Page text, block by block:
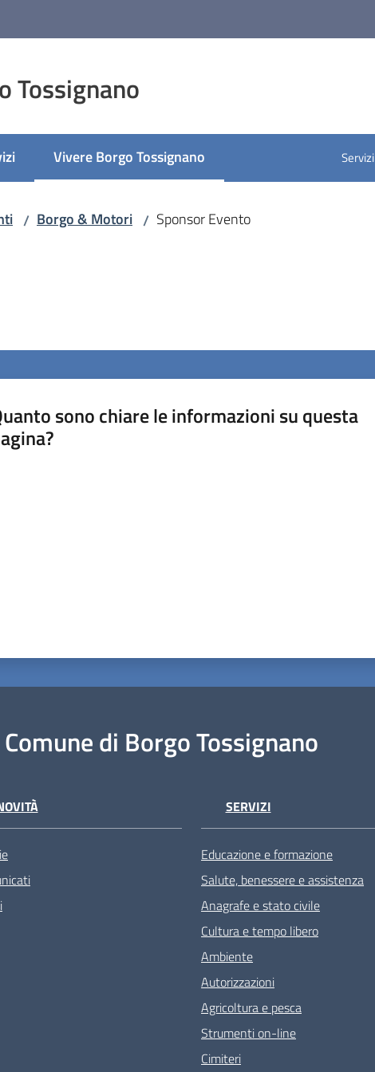
Tossignano
Vivere Borgo Tossignano
Menu selezionato
/ Borgo & Motori / Sponsor Evento
sono chiare le informazioni su questa
Comune di Borgo Tossignano
SERVIZI
Educazione e formazione
Salute, benessere e assistenza
Anagrafe e stato civile
Cultura e tempo libero
Ambiente
Autorizzazioni
Agricoltura e pesca
Strumenti on-line
Cimiteri